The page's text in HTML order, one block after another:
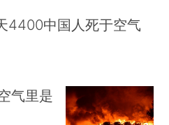
4400中国人死于空气
气里是